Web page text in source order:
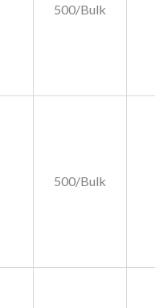
500/Bulk
500/Bulk